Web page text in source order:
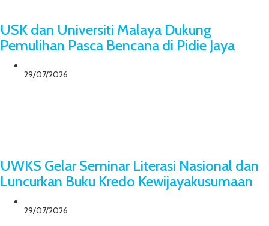
USK dan Universiti Malaya Dukung
Pemulihan Pasca Bencana di Pidie Jaya
29/07/2026
UWKS Gelar Seminar Literasi Nasional dan
Luncurkan Buku Kredo Kewijayakusumaan
29/07/2026